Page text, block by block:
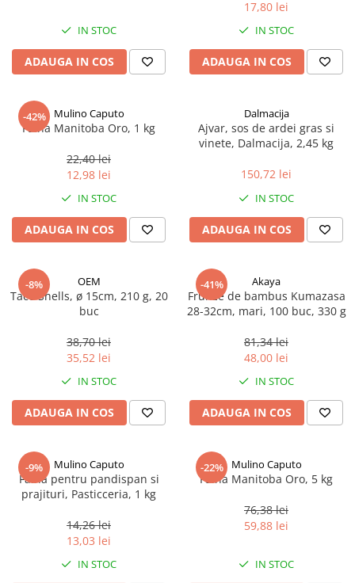
Sare de mare din Marea Nordului
Sare de mare din Oceanele Pacific
si Indian
Portugalia
Sare de roca
Sare speciala
Terine si placinte
Uleiuri speciale/presate la rece
Ulei de masline extravirgin
Ulei Gewurzgarten
Ulei Huilerie Beaujolaise
Ulei Huileries du Berry
Uleiuri aromatizate
Ulei Wiberg Gastro
Prajitore paine
Gratare
IN STOC
ADAUGA IN COS
17,80 lei
IN STOC
ADAUGA IN COS
-42% Mulino Caputo
Faina Manitoba Oro, 1 kg
22,40 lei
12,98 lei
IN STOC
ADAUGA IN COS
Dalmacija
Ajvar, sos de ardei gras si
vinete, Dalmacija, 2,45 kg
150,72 lei
IN STOC
ADAUGA IN COS
-8% OEM
Taco Shells, ø 15cm, 210 g, 20
buc
38,70 lei
35,52 lei
IN STOC
ADAUGA IN COS
-41% Akaya
Frunze de bambus Kumazasa
28-32cm, mari, 100 buc, 330 g
81,34 lei
48,00 lei
IN STOC
ADAUGA IN COS
-9% Mulino Caputo
Faina pentru pandispan si
prajituri, Pasticceria, 1 kg
14,26 lei
13,03 lei
IN STOC
-22% Mulino Caputo
Faina Manitoba Oro, 5 kg
76,38 lei
59,88 lei
IN STOC